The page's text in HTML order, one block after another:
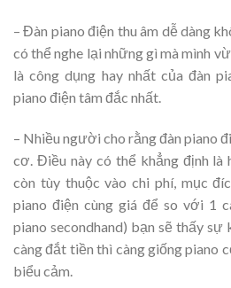
– Đàn piano điện thu âm dễ dàng
có thể nghe lại những gì mà mình
là công dụng hay nhất của đàn
piano điện tâm đắc nhất.
– Nhiều người cho rằng đàn piano
cơ. Điều này có thể khẳng định là
còn tùy thuộc vào chi phí, mục
piano điện cùng giá để so với 1
piano secondhand) bạn sẽ thấy
càng đắt tiền thì càng giống piano
biểu cảm.